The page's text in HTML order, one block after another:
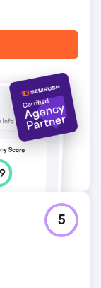
5